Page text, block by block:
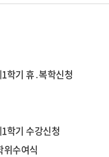
학기 휴․복학신청
학기 수강신청
위수여식